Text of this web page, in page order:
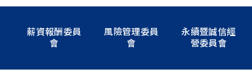
薪資報酬委員
會
風險管理委員
會
永續暨誠信經
營委員會